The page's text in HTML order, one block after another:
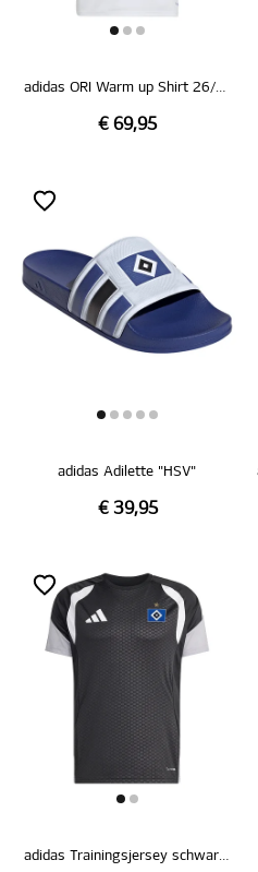
adidas ORI Warm up Shirt 26/27
€ 69,95
adidas Adilette "HSV"
€ 39,95
adidas Trainingsjersey schwarz 26/27